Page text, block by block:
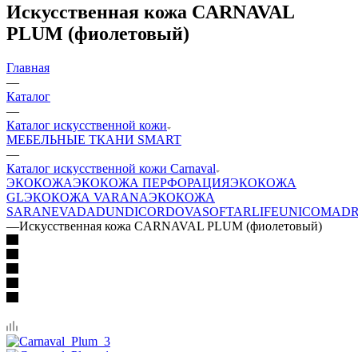
Искусственная кожа CARNAVAL
PLUM (фиолетовый)
Главная
—
Каталог
—
Каталог искусственной кожи
МЕБЕЛЬНЫЕ ТКАНИ SMART
—
Каталог искусственной кожи Carnaval
ЭКОКОЖАЭКОКОЖА ПЕРФОРАЦИЯЭКОКОЖА
GLЭКОКОЖА VARANAЭКОКОЖА
SARANEVADADUNDICORDOVASOFTARLIFEUNICO
—Искусственная кожа CARNAVAL PLUM (фиолетовый)